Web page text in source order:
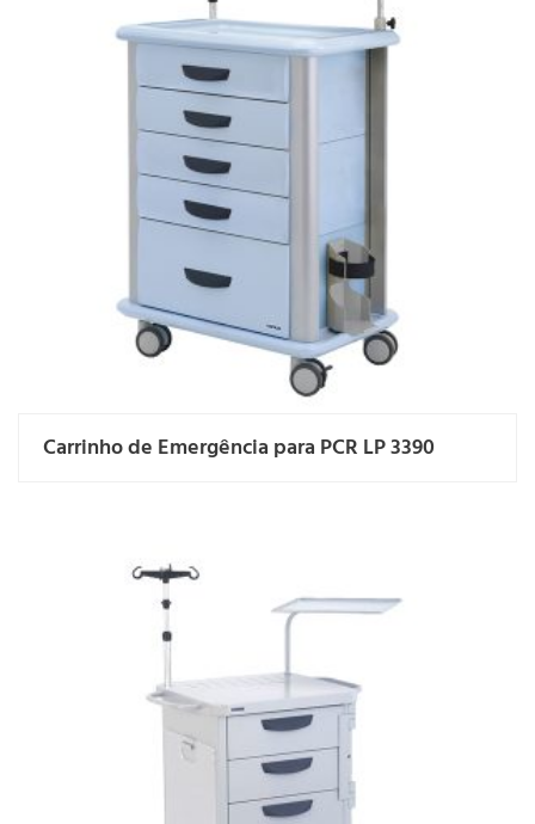
Carrinho de Emergência para PCR LP 3390